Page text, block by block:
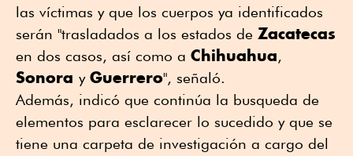
las víctimas y que los cuerpos ya identificados
serán "trasladados a los estados de Zacatecas
en dos casos, así como a Chihuahua,
Sonora y Guerrero", señaló.
Además, indicó que continúa la busqueda de
elementos para esclarecer lo sucedido y que se
tiene una carpeta de investigación a cargo del